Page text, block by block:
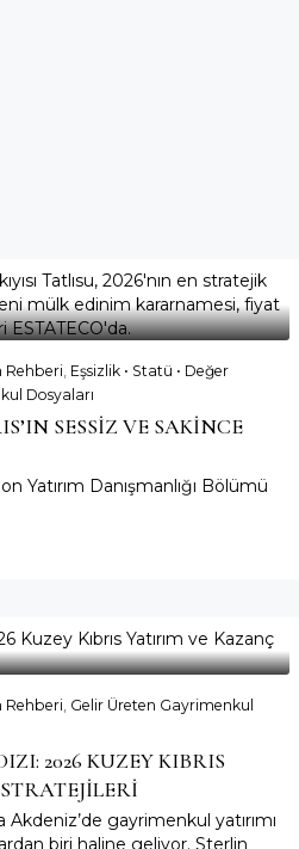
Rehberi Eşsizlik • Statü • Değer
Dosyaları
SESSİZ VE SAKİNCE
Yatırım Danışmanlığı Bölümü
Rehberi Gelir Üreten Gayrimenkul
2026 KUZEY KIBRIS
Akdeniz’de gayrimenkul yatırımı
biri haline geliyor. Sterlin